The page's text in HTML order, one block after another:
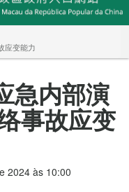
应变能力
急内部演
事故应变
2024 às 10:00